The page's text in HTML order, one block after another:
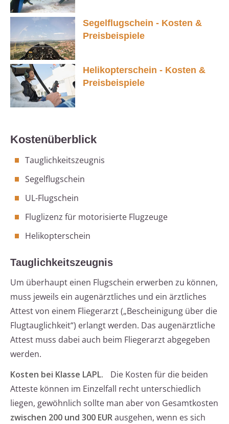
Segelflugschein - Kosten &
Preisbeispiele
Helikopterschein - Kosten &
Preisbeispiele
Kostenüberblick
Tauglichkeitszeugnis
Segelflugschein
UL-Flugschein
Fluglizenz für motorisierte Flugzeuge
Helikopterschein
Tauglichkeitszeugnis
Um überhaupt einen Flugschein erwerben zu können,
muss jeweils ein augenärztliches und ein ärztliches
Attest von einem Fliegerarzt („Bescheinigung über die
Flugtauglichkeit“) erlangt werden. Das augenärztliche
Attest muss dabei auch beim Fliegerarzt abgegeben
werden.
Kosten bei Klasse LAPL.
Die Kosten für die beiden
Atteste können im Einzelfall recht unterschiedlich
liegen, gewöhnlich sollte man aber von Gesamtkosten
zwischen 200 und 300 EURausgehen, wenn es sich